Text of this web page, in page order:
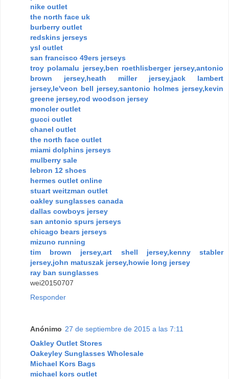
nike outlet
the north face uk
burberry outlet
redskins jerseys
ysl outlet
san francisco 49ers jerseys
troy polamalu jersey,ben roethlisberger jersey,antonio
brown jersey,heath miller jersey,jack lambert
jersey,le'veon bell jersey,santonio holmes jersey,kevin
greene jersey,rod woodson jersey
moncler outlet
gucci outlet
chanel outlet
the north face outlet
miami dolphins jerseys
mulberry sale
lebron 12 shoes
hermes outlet online
stuart weitzman outlet
oakley sunglasses canada
dallas cowboys jersey
san antonio spurs jerseys
chicago bears jerseys
mizuno running
tim brown jersey,art shell jersey,kenny stabler
jersey,john matuszak jersey,howie long jersey
ray ban sunglasses
wei20150707
Responder
Anónimo 27 de septiembre de 2015 a las 7:11
Oakley Outlet Stores
Oakeyley Sunglasses Wholesale
Michael Kors Bags
michael kors outlet